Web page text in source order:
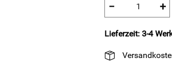
− +
Lieferzeit: 3-4